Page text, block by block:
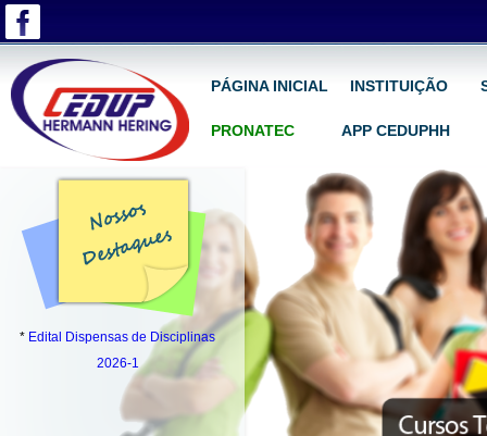
PÁGINA INICIAL INSTITUIÇÃO
PRONATEC APP CEDUPHH
* Edital Dispensas de Disciplinas
2026-1